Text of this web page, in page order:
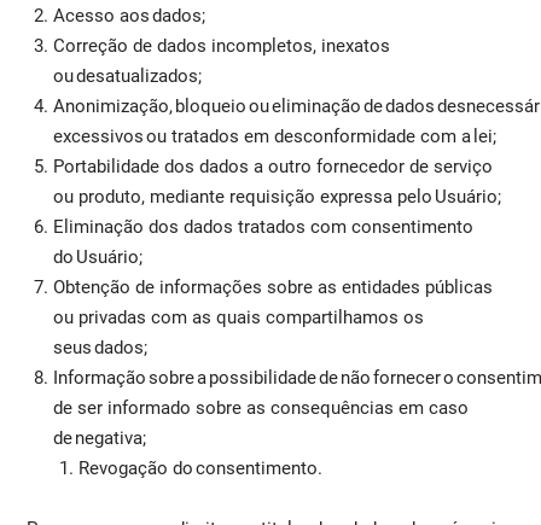
Acesso aos dados;
Correção de dados incompletos, inexatos
ou desatualizados;
Anonimização, bloqueio ou eliminação de dados
excessivos ou tratados em desconformidade com a lei;
Portabilidade dos dados a outro fornecedor de serviço
ou produto, mediante requisição expressa pelo Usuário;
Eliminação dos dados tratados com consentimento
do Usuário;
Obtenção de informações sobre as entidades públicas
ou privadas com as quais compartilhamos os
seus dados;
Informação sobre a possibilidade de não fornecer o
de ser informado sobre as consequências em caso
de negativa;
Revogação do consentimento.